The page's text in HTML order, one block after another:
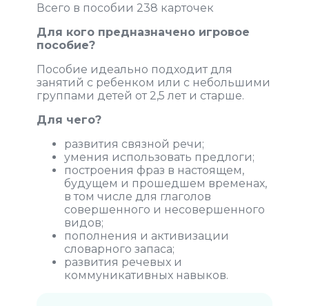
Всего в пособии 238 карточек
Для кого предназначено игровое
пособие?
Пособие идеально подходит для
занятий с ребенком или с небольшими
группами детей от 2,5 лет и старше.
Для чего?
развития связной речи;
умения использовать предлоги;
построения фраз в настоящем,
будущем и прошедшем временах,
в том числе для глаголов
совершенного и несовершенного
видов;
пополнения и активизации
словарного запаса;
развития речевых и
коммуникативных навыков.